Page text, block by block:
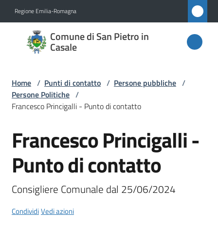
Regione Emilia-Romagna
Comune di San Pietro in
Casale
Comune
di San
in
Casale
Amministrazione
Novità
Servizi
Vivere
Home / Punti di contatto / Persone pubbliche /
Persone Politiche /
Francesco Princigalli - Punto di contatto
Salta al contenuto
Francesco Princigalli -
Punto di contatto
Consigliere Comunale dal 25/06/2024
CondividiVedi azioni